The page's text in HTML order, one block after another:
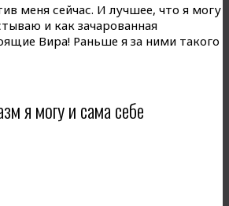
меня сейчас. И лучшее, что я могу
и как зачарованная
Вира! Раньше я за ними такого
я могу и сама себе